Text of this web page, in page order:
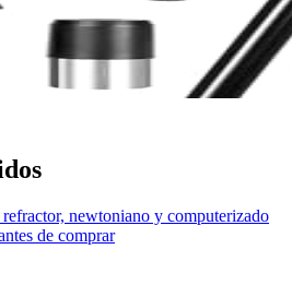
newtoniano y computerizado
de comprar